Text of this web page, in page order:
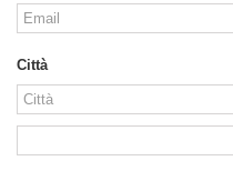
Città